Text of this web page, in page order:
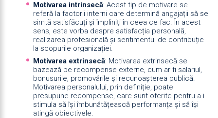
Motivarea intrinsecă: Acest tip de motivare se
referă la factorii interni care determină angajații să se
simtă satisfăcuți și împliniți în ceea ce fac. În acest
sens, este vorba despre satisfacția personală,
realizarea profesională și sentimentul de contribuție
la scopurile organizației.
Motivarea extrinsecă: Motivarea extrinsecă se
bazează pe recompense externe, cum ar fi salariul,
bonusurile, promovările și recunoașterea publică.
Motivarea personalului, prin definiție, poate
presupune recompense, care sunt oferite pentru a-i
stimula să își îmbunătățească performanța și să își
atingă obiectivele.